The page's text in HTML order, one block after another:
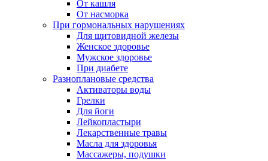
От кашля
От насморка
При гормональных нарушениях
Для щитовидной железы
Женское здоровье
Мужское здоровье
При диабете
Разноплановые средства
Активаторы воды
Грелки
Для йоги
Лейкопластыри
Лекарственные травы
Масла для здоровья
Массажеры, подушки